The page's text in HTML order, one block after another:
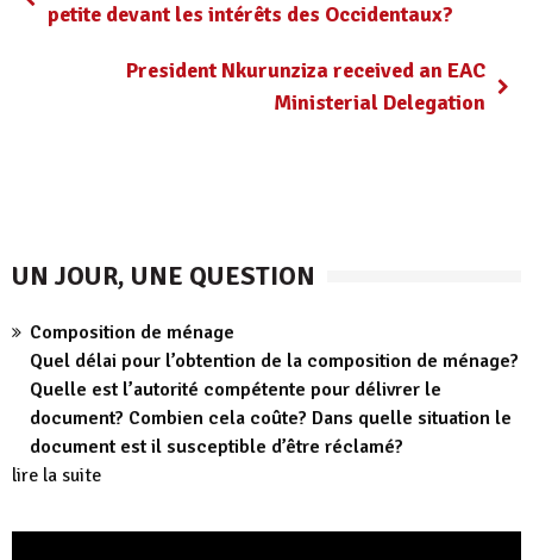
petite devant les intérêts des Occidentaux?
President Nkurunziza received an EAC
Ministerial Delegation
UN JOUR, UNE QUESTION
Composition de ménage
Quel délai pour l’obtention de la composition de ménage?
Quelle est l’autorité compétente pour délivrer le
document? Combien cela coûte? Dans quelle situation le
document est il susceptible d’être réclamé?
lire la suite